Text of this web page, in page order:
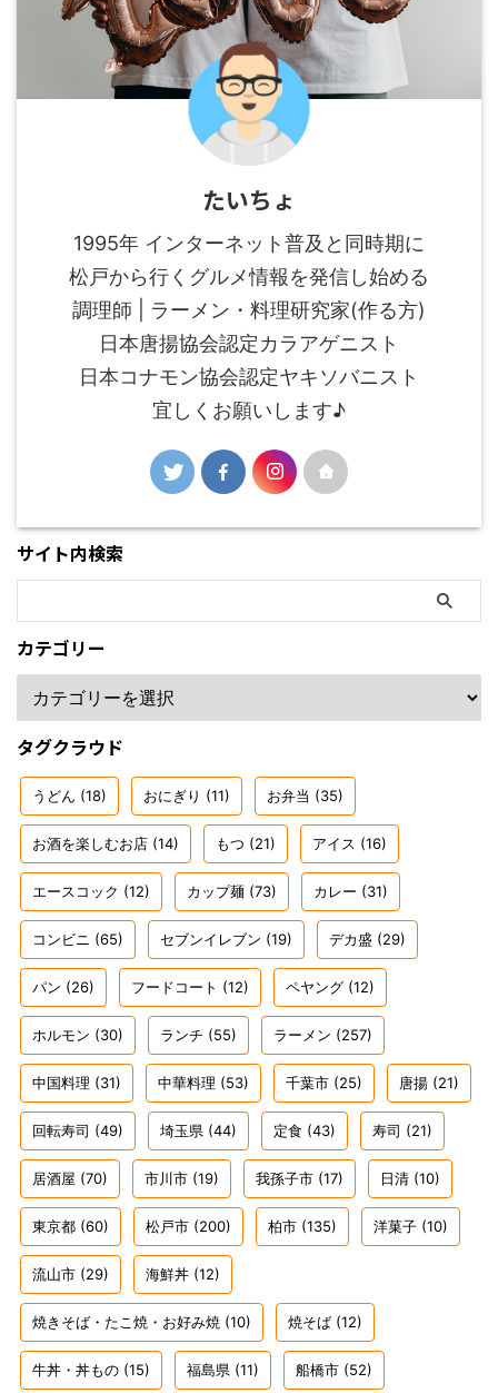
たいちょ
1995年 インターネット普及と同時期に
松戸から行くグルメ情報を発信し始める
調理師 | ラーメン・料理研究家(作る方)
日本唐揚協会認定カラアゲニスト
日本コナモン協会認定ヤキソバニスト
宜しくお願いします♪
サイト内検索
カテゴリー
タグクラウド
うどん (18) おにぎり (11) お弁当 (35)
お酒を楽しむお店 (14) もつ (21) アイス (16)
エースコック (12) カップ麺 (73) カレー (31)
コンビニ (65) セブンイレブン (19) デカ盛 (29)
パン (26) フードコート (12) ペヤング (12)
ホルモン (30) ランチ (55) ラーメン (257)
中国料理 (31) 中華料理 (53) 千葉市 (25) 唐揚 (21)
回転寿司 (49) 埼玉県 (44) 定食 (43) 寿司 (21)
居酒屋 (70) 市川市 (19) 我孫子市 (17) 日清 (10)
東京都 (60) 松戸市 (200) 柏市 (135) 洋菓子 (10)
流山市 (29) 海鮮丼 (12)
焼きそば・たこ焼・お好み焼 (10) 焼そば (12)
牛丼・丼もの (15) 福島県 (11) 船橋市 (52)